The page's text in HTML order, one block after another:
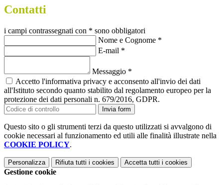
Contatti
i campi contrassegnati con * sono obbligatori
Nome e Cognome *
E-mail *
Messaggio *
Accetto l'informativa privacy e acconsento all'invio dei dati
all'Istituto secondo quanto stabilito dal regolamento europeo per la
protezione dei dati personali n. 679/2016, GDPR.
Invia form
Questo sito o gli strumenti terzi da questo utilizzati si avvalgono di
cookie necessari al funzionamento ed utili alle finalità illustrate nella
COOKIE POLICY.
Personalizza Rifiuta tutti i cookies Accetta tutti i cookies
Gestione cookie